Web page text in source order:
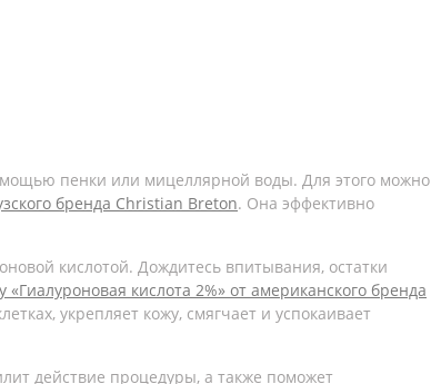
пенки или мицеллярной воды. Для этого можно
бренда Christian Breton. Она эффективно
кислотой. Дождитесь впитывания, остатки
«Гиалуроновая кислота 2%» от американского бренда
укрепляет кожу, смягчает и успокаивает
действие процедуры, а также поможет